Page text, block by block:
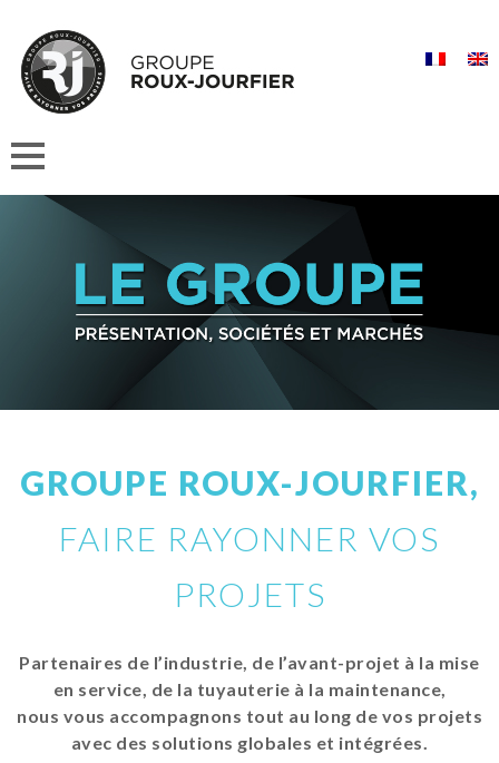
GROUPE ROUX-JOURFIER,
FAIRE RAYONNER VOS
PROJETS
Partenaires de l’industrie, de l’avant-projet à la mise
en service, de la tuyauterie à la maintenance,
nous vous accompagnons tout au long de vos projets
avec des solutions globales et intégrées.